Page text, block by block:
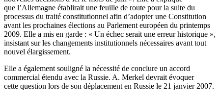
que l’Allemagne établirait une feuille de route pour la suite du
processus du traité constitutionnel afin d’adopter une Constitution
avant les prochaines élections au Parlement européen du printemps
2009. Elle a mis en garde : « Un échec serait une erreur historique »,
insistant sur les changements institutionnels nécessaires avant tout
nouvel élargissement.
Elle a également souligné la nécessité de conclure un accord
commercial étendu avec la Russie. A. Merkel devrait évoquer
cette question lors de son déplacement en Russie le 21 janvier 2007.